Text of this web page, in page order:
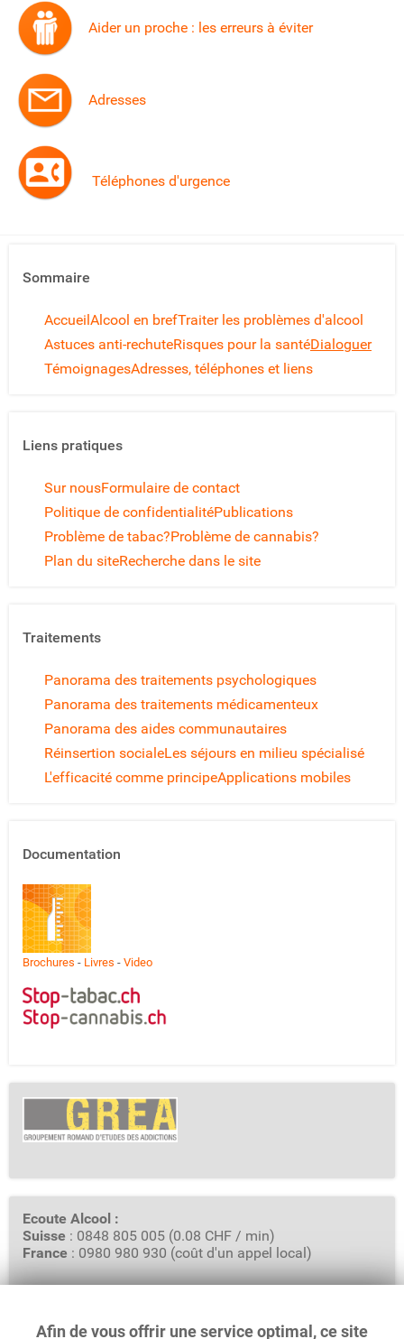
Aider un proche : les erreurs à éviter
Adresses
Téléphones d'urgence
Sommaire
Accueil Alcool en brefTraiter les problèmes d'alcool
Astuces anti-rechuteRisques pour la santéDialoguer
TémoignagesAdresses, téléphones et liens
Liens pratiques
Sur nousFormulaire de contact
Politique de confidentialitéPublications
Problème de tabac?Problème de cannabis?
Plan du siteRecherche dans le site
Traitements
Panorama des traitements psychologiques
Panorama des traitements médicamenteux
Panorama des aides communautaires
Réinsertion socialeLes séjours en milieu spécialisé
L'efficacité comme principeApplications mobiles
Documentation
Brochures - Livres - Video
Ecoute Alcool :
Suisse : 0848 805 005 (0.08 CHF / min)
France : 0980 980 930 (coût d'un appel local)
GREA - Groupement Romand d'Etudes des Addictions
Afin de vous offrir une service optimal, ce site